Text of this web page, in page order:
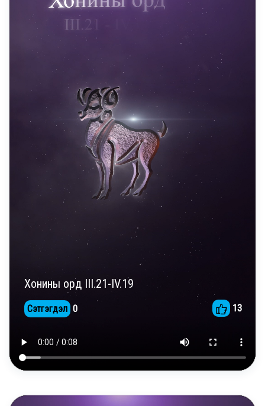
Хонины орд III.21-IV.19
Сэтгэгдэл 0 13